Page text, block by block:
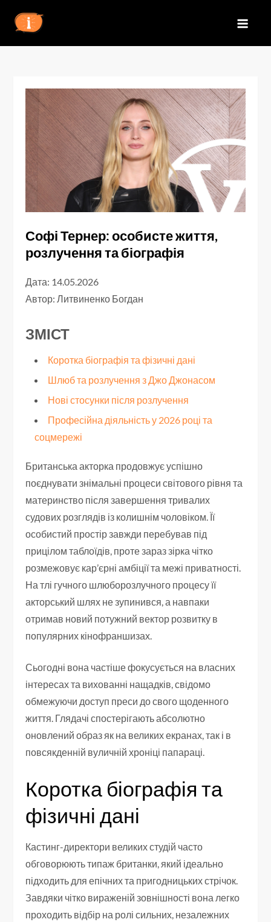
Софі Тернер: особисте життя,
розлучення та біографія
Дата: 14.05.2026
Автор:Литвиненко Богдан
ЗМІСТ
Коротка біографія та фізичні дані
Шлюб та розлучення з Джо Джонасом
Нові стосунки після розлучення
Професійна діяльність у 2026 році та
соцмережі
Британська акторка продовжує успішно
поєднувати знімальні процеси світового рівня та
материнство після завершення тривалих
судових розглядів із колишнім чоловіком. Її
особистий простір завжди перебував під
прицілом таблоїдів, проте зараз зірка чітко
розмежовує кар’єрні амбіції та межі приватності.
На тлі гучного шлюборозлучного процесу її
акторський шлях не зупинився, а навпаки
отримав новий потужний вектор розвитку в
популярних кінофраншизах.
Сьогодні вона частіше фокусується на власних
інтересах та вихованні нащадків, свідомо
обмежуючи доступ преси до свого щоденного
життя. Глядачі спостерігають абсолютно
оновлений образ як на великих екранах, так і в
повсякденній вуличній хроніці папараці.
Коротка біографія та
фізичні дані
Кастинг-директори великих студій часто
обговорюють типаж британки, який ідеально
підходить для епічних та пригодницьких стрічок.
Завдяки чітко вираженій зовнішності вона легко
проходить відбір на ролі сильних, незалежних